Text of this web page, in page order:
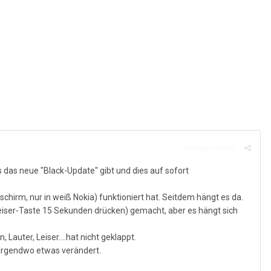
neue "Black-Update" gibt und dies auf sofort
nur in weiß Nokia) funktioniert hat. Seitdem hängt es da.
Taste 15 Sekunden drücken) gemacht, aber es hängt sich
Leiser....hat nicht geklappt.
etwas verändert.